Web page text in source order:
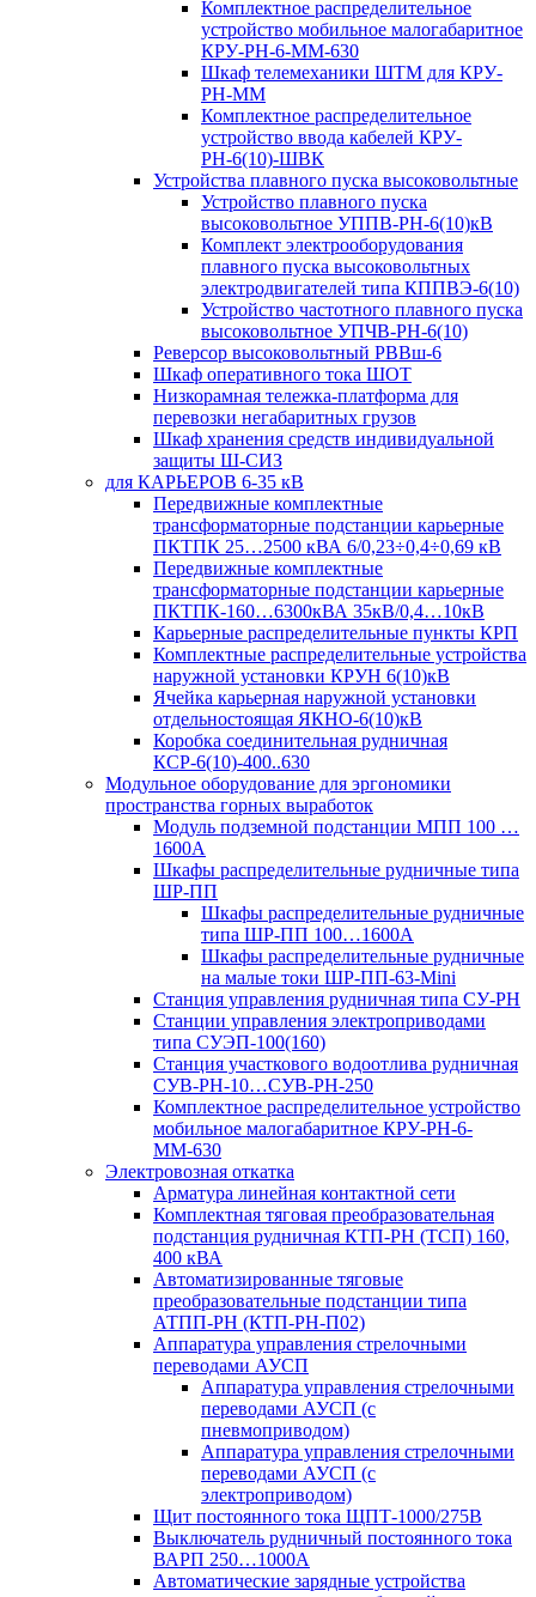
Комплектное распределительное
устройство мобильное малогабаритное
КРУ-РН-6-ММ-630
Шкаф телемеханики ШТМ для КРУ-
РН-ММ
Комплектное распределительное
устройство ввода кабелей КРУ-
РН-6(10)-ШВК
Устройства плавного пуска высоковольтные
Устройство плавного пуска
высоковольтное УППВ-РН-6(10)кВ
Комплект электрооборудования
плавного пуска высоковольтных
электродвигателей типа КППВЭ-6(10)
Устройство частотного плавного пуска
высоковольтное УПЧВ-РН-6(10)
Реверсор высоковольтный РВВш-6
Шкаф оперативного тока ШОТ
Низкорамная тележка-платформа для
перевозки негабаритных грузов
Шкаф хранения средств индивидуальной
защиты Ш-СИЗ
для КАРЬЕРОВ 6-35 кВ
Передвижные комплектные
трансформаторные подстанции карьерные
ПКТПК 25…2500 кВА 6/0,23÷0,4÷0,69 кВ
Передвижные комплектные
трансформаторные подстанции карьерные
ПКТПК-160…6300кВА 35кВ/0,4…10кВ
Карьерные распределительные пункты КРП
Комплектные распределительные устройства
наружной установки КРУН 6(10)кВ
Ячейка карьерная наружной установки
отдельностоящая ЯКНО-6(10)кВ
Коробка соединительная рудничная
КСР-6(10)-400..630
Модульное оборудование для эргономики
пространства горных выработок
Модуль подземной подстанции МПП 100 …
1600А
Шкафы распределительные рудничные типа
ШР-ПП
Шкафы распределительные рудничные
типа ШР-ПП 100…1600А
Шкафы распределительные рудничные
на малые токи ШР-ПП-63-Mini
Станция управления рудничная типа СУ-РН
Станции управления электроприводами
типа СУЭП-100(160)
Станция участкового водоотлива рудничная
СУВ-РН-10…СУВ-РН-250
Комплектное распределительное устройство
мобильное малогабаритное КРУ-РН-6-
ММ-630
Электровозная откатка
Арматура линейная контактной сети
Комплектная тяговая преобразовательная
подстанция рудничная КТП-РН (ТСП) 160,
400 кВА
Автоматизированные тяговые
преобразовательные подстанции типа
АТПП-РН (КТП-РН-П02)
Аппаратура управления стрелочными
переводами АУСП
Аппаратура управления стрелочными
переводами АУСП (с
пневмоприводом)
Аппаратура управления стрелочными
переводами АУСП (с
электроприводом)
Щит постоянного тока ЩПТ-1000/275В
Выключатель рудничный постоянного тока
ВАРП 250…1000А
Автоматические зарядные устройства